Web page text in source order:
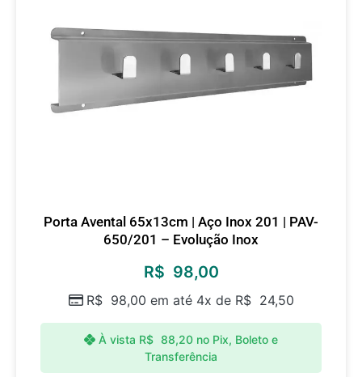
Porta Avental 65x13cm | Aço Inox 201 | PAV-
650/201 – Evolução Inox
R$ 98,00
R$ 98,00 em até 4x de R$ 24,50
À vista R$ 88,20 no Pix, Boleto e
Transferência